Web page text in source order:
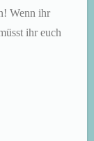
Wenn ihr
ihr euch